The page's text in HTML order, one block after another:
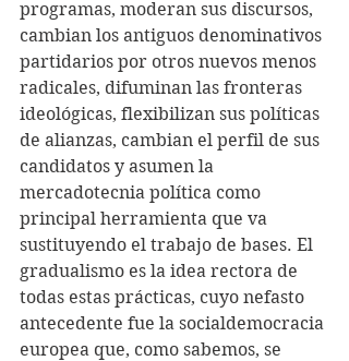
programas, moderan sus discursos,
cambian los antiguos denominativos
partidarios por otros nuevos menos
radicales, difuminan las fronteras
ideológicas, flexibilizan sus políticas
de alianzas, cambian el perfil de sus
candidatos y asumen la
mercadotecnia política como
principal herramienta que va
sustituyendo el trabajo de bases. El
gradualismo es la idea rectora de
todas estas prácticas, cuyo nefasto
antecedente fue la socialdemocracia
europea que, como sabemos, se